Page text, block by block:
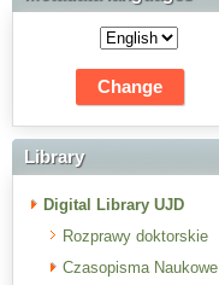
Library
Digital Library UJD
Rozprawy doktorskie
Czasopisma Naukowe